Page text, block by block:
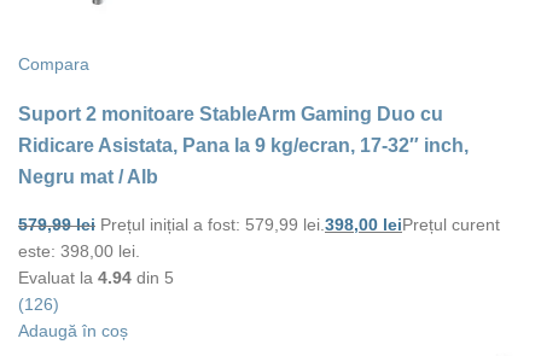
Compara
Suport 2 monitoare StableArm Gaming Duo cu
Ridicare Asistata, Pana la 9 kg/ecran, 17-32″ inch,
Negru mat / Alb
579,99lei Prețul inițial a fost: 579,99 lei. 398,00 leiPrețul curent
este: 398,00 lei.
Evaluat la 4.94 din 5
(126)
Adaugă în coș